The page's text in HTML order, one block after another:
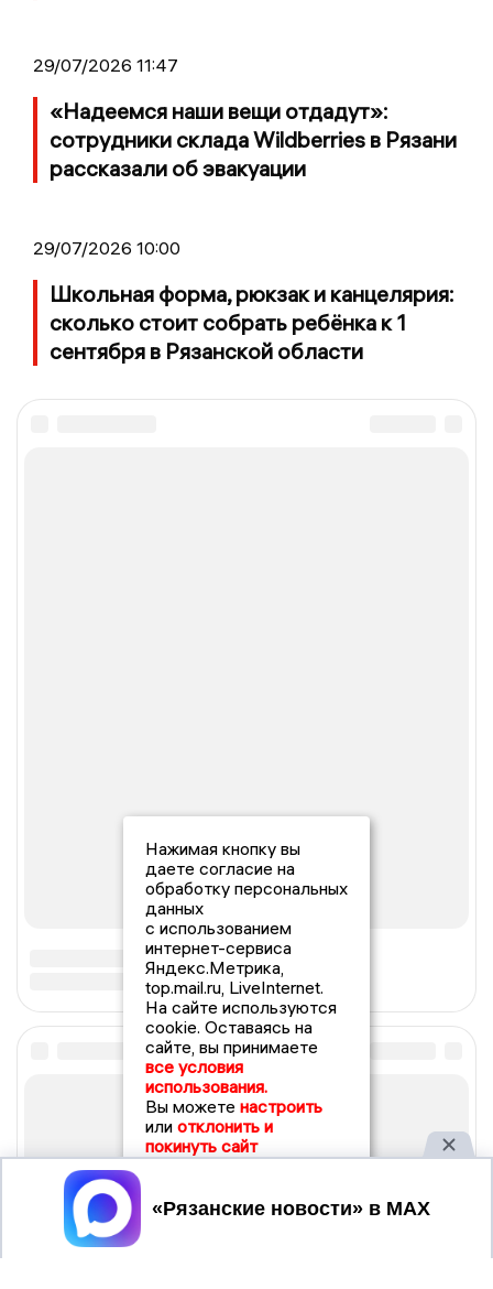
29/07/2026 11:47
«Надеемся наши вещи отдадут»:
сотрудники склада Wildberries в Рязани
рассказали об эвакуации
29/07/2026 10:00
Школьная форма, рюкзак и канцелярия:
сколько стоит собрать ребёнка к 1
сентября в Рязанской области
Нажимая кнопку вы
даете согласие на
обработку персональных
данных
с использованием
интернет-сервиса
Яндекс.Метрика,
top.mail.ru, LiveInternet.
На сайте используются
cookie. Оставаясь на
сайте, вы принимаете
все условия
использования.
Вы можете настроить
или отклонить и
покинуть сайт
Принять